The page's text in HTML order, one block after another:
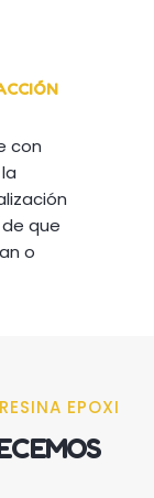
con
que
o
EPOXI